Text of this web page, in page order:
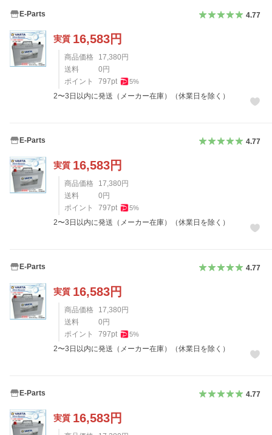
E-Parts 4.77
実質 16,583円
商品価格 17,380円
送料
0円
ポイント
797pt 5%
2〜3日以内に発送（メーカー在庫）（休業日を除く）
E-Parts 4.77
実質 16,583円
商品価格 17,380円
送料
0円
ポイント
797pt 5%
2〜3日以内に発送（メーカー在庫）（休業日を除く）
E-Parts 4.77
実質 16,583円
商品価格 17,380円
送料
0円
ポイント
797pt 5%
2〜3日以内に発送（メーカー在庫）（休業日を除く）
E-Parts 4.77
実質 16,583円